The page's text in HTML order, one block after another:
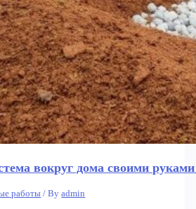
вокруг дома своими
работы / Byadmin